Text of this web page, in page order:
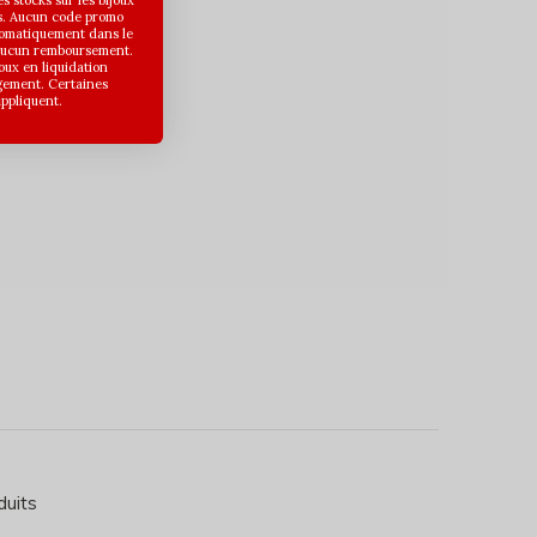
Aucun code promo
dans le
remboursement.
en liquidation
Certaines